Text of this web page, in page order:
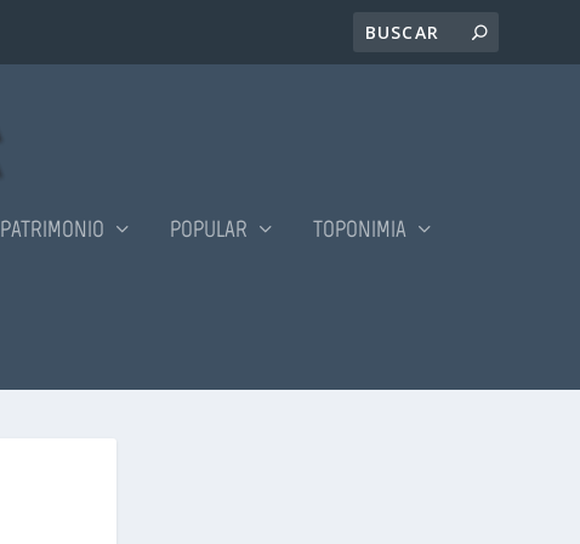
PATRIMONIO POPULAR TOPONIMIA